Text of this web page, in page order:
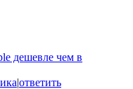
дешевле чем в
|ответить